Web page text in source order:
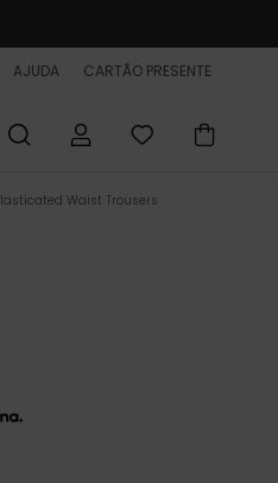
AJUDA CARTÃO PRESENTE
Waist Trousers